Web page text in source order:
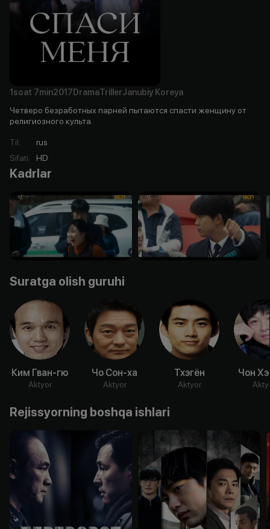
1soat 7min2017 DramaTrillerJanubiy Koreya
Четверо безработных парней пытаются спасти женщину от
религиозного культа.
Til:
rus
Sifati: HD
Kadrlar
Suratga olish guruhi
Ким Гван-гю
Aktyor
Чо Сон-ха
Aktyor
Тхэгён
Aktyor
Чон
Rejissyorning boshqa ishlari